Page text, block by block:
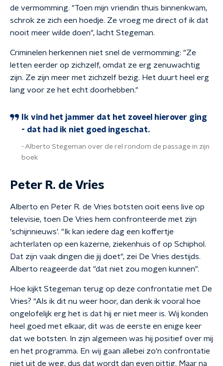
de vermomming. "Toen mijn vriendin thuis binnenkwam,
schrok ze zich een hoedje. Ze vroeg me direct of ik dat
nooit meer wilde doen", lacht Stegeman.
Criminelen herkennen niet snel de vermomming: "Ze
letten eerder op zichzelf, omdat ze erg zenuwachtig
zijn. Ze zijn meer met zichzelf bezig. Het duurt heel erg
lang voor ze het echt doorhebben."
Ik vind het jammer dat het zoveel hierover ging
- dat had ik niet goed ingeschat.
Alberto Stegeman over de rel rondom de passage in zijn
boek
Peter R. de Vries
Alberto en Peter R. de Vries botsten ooit eens live op
televisie, toen De Vries hem confronteerde met zijn
'schijnnieuws'. "Ik kan iedere dag een koffertje
achterlaten op een kazerne, ziekenhuis of op Schiphol.
Dat zijn vaak dingen die jij doet", zei De Vries destijds.
Alberto reageerde dat "dat niet zou mogen kunnen".
Hoe kijkt Stegeman terug op deze confrontatie met De
Vries? "Als ik dit nu weer hoor, dan denk ik vooral hoe
ongelofelijk erg het is dat hij er niet meer is. Wij konden
heel goed met elkaar, dit was de eerste en enige keer
dat we botsten. In zijn algemeen was hij positief over mij
en het programma. En wij gaan allebei zo'n confrontatie
niet uit de weg, dus dat wordt dan even pittig. Maar na